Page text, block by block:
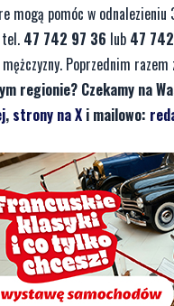
mogą pomóc w
47 742 97 36 lub 47
Poprzednim
regionie? Czekamy na
, strony na X i mailowo: